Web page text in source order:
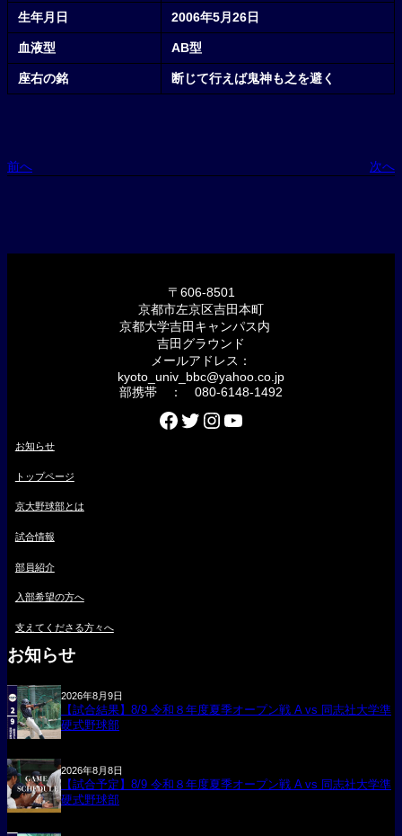
生年月日 2006年5月26日
血液型 AB型
座右の銘 断じて行えば鬼神も之を避く
前へ 次へ
〒606-8501
京都市左京区吉田本町
京都大学吉田キャンパス内
吉田グラウンド
メールアドレス：
kyoto_univ_bbc@yahoo.co.jp
部携帯 ： 080-6148-1492
Facebook Twitter Instagram YouTube
お知らせ
トップページ
京大野球部とは
試合情報
部員紹介
入部希望の方へ
支えてくださる方々へ
お知らせ
2026年8月9日
【試合結果】8/9 令和８年度夏季オープン戦 A vs 同志社大学準
硬式野球部
2026年8月8日
【試合予定】8/9 令和８年度夏季オープン戦 A vs 同志社大学準
硬式野球部